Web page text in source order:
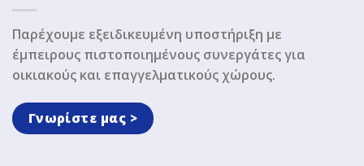
Παρέχουμε εξειδικευμένη υποστήριξη με
έμπειρους πιστοποιημένους συνεργάτες για
οικιακούς και επαγγελματικούς χώρους.
Γνωρίστε μας >